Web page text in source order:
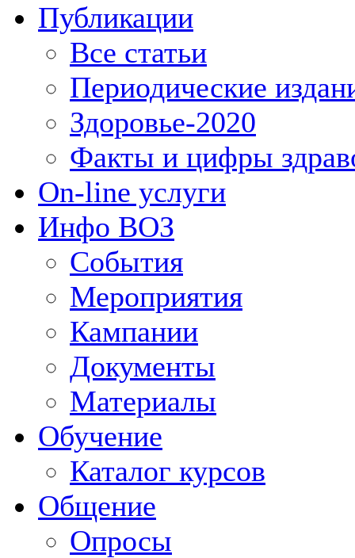
Публикации
Все статьи
Периодические
Здоровье-2020
Факты и цифры
On-line услуги
Инфо ВОЗ
События
Мероприятия
Кампании
Документы
Материалы
Обучение
Каталог курсов
Общение
Опросы